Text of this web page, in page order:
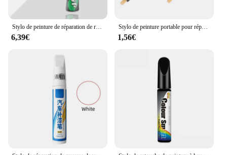
6,39€
Stylo de peinture portable pour réparation automobile, fixez-le! Pro Clear Coat Applicator Scratch Remover, Universal Automobile Car-Styling Care Tool, Applicateur
1,56€